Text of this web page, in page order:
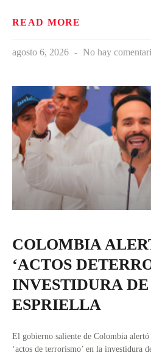
READ MORE
agosto 6, 2026 No hay
COLOMBIA
‘ACTOS
INVESTIDURA
ESPRIELLA
El gobierno saliente de Colombia
‘actos de terrorismo’ en la investidura